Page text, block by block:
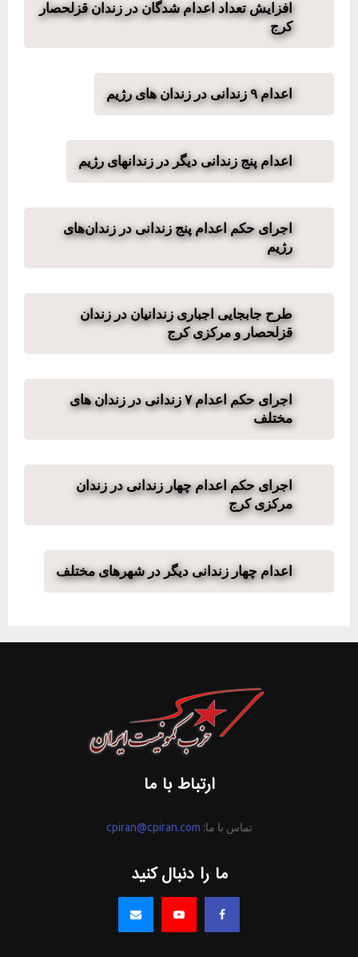
افزایش تعداد اعدام شدگان در زندان قزلحصار
کرج
اعدام ۹ زندانی در زندان های رژیم
اعدام پنج زندانی دیگر در زندانهای رژیم
اجرای حکم اعدام پنج زندانی در زندان‌های
رژیم
طرح جابجایی اجباری زندانیان در زندان
قزلحصار و مرکزی کرج
اجرای حکم اعدام ۷ زندانی در زندان های
مختلف
اجرای حکم اعدام چهار زندانی در زندان
مرکزی کرج
اعدام چهار زندانی دیگر در شهرهای مختلف
ارتباط با ما
تماس با ما: cpiran@cpiran.com
ما را دنبال کنید